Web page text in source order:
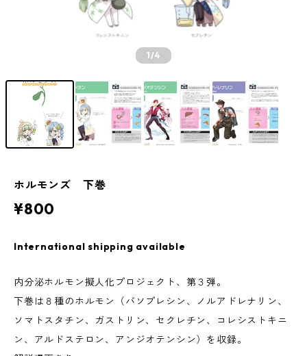
1/4
ホルモンズ 下巻
¥800
International shipping available
内分泌ホルモン擬人化プロジェクト、第３弾。
下巻は８種のホルモン（バソプレシン、ノルアドレナリン、
ソマトスタチン、ガストリン、セクレチン、コレシストキニ
ン、アルドステロン、アンジオテンシン）を収録。